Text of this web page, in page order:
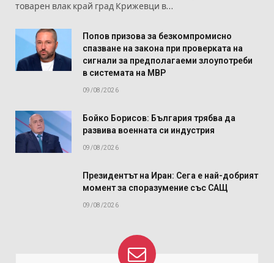
товарен влак край град Крижевци в…
Попов призова за безкомпромисно
спазване на закона при проверката на
сигнали за предполагаеми злоупотреби
в системата на МВР
09/08/2026
Бойко Борисов: България трябва да
развива военната си индустрия
09/08/2026
Президентът на Иран: Сега е най-добрият
момент за споразумение със САЩ
09/08/2026